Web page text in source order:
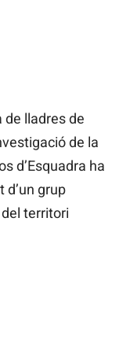
de lladres de
de la
d’Esquadra ha
grup
territori